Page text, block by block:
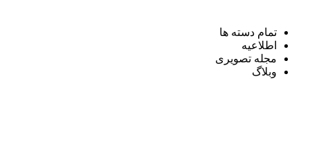
تمام دسته ها
اطلاعیه
مجله تصویری
وبلاگ